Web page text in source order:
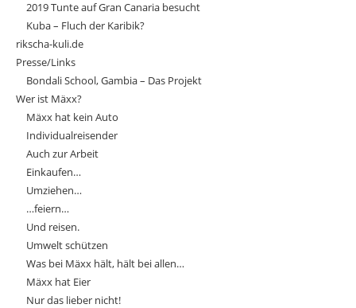
2019 Tunte auf Gran Canaria besucht
Kuba – Fluch der Karibik?
rikscha-kuli.de
Presse/Links
Bondali School, Gambia – Das Projekt
Wer ist Mäxx?
Mäxx hat kein Auto
Individualreisender
Auch zur Arbeit
Einkaufen…
Umziehen…
…feiern…
Und reisen.
Umwelt schützen
Was bei Mäxx hält, hält bei allen…
Mäxx hat Eier
Nur das lieber nicht!